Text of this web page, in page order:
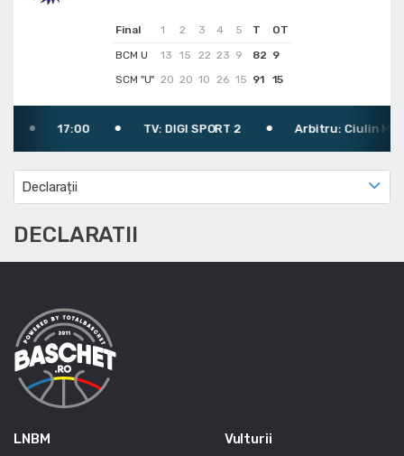
Final 1 2 3 4 5 T
OT
BCM U
13 15 22 23 9 82 9
SCM "U" 20 20 10 26 15 91 15
17:00 TV: DIGI SPORT 2 Arbitru: Ciulin
Declarații
DECLARATII
LNBM Vulturii